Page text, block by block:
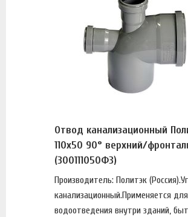
Отвод канализационный
110х50 90° верхний/
(300111050ФЗ)
Производитель: Политэк
канализационный.Применяется для
водоотведения внутри зданий,